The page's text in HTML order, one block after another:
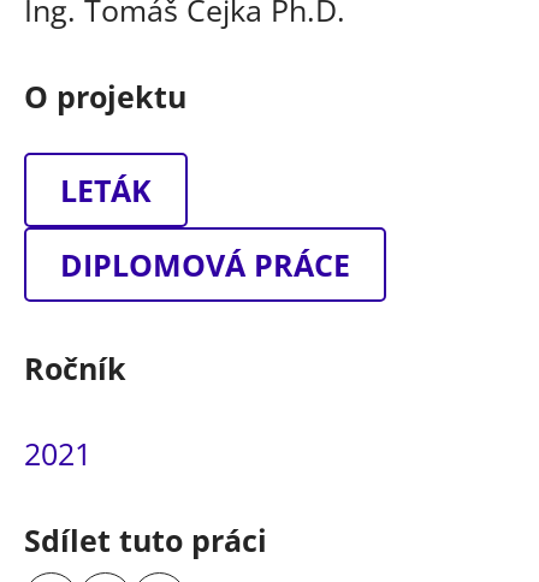
Ing. Tomáš Čejka Ph.D.
O projektu
LETÁK
DIPLOMOVÁ PRÁCE
Ročník
2021
Sdílet tuto práci